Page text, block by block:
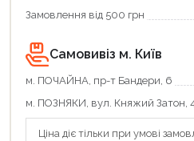
Замовлення від 500 грн
Самовивіз м. Київ
м. ПОЧАЙНА, пр-т Бандери, 6
м. ПОЗНЯКИ, вул. Княжий Затон,
Ціна діє тільки при умові
Продовжити